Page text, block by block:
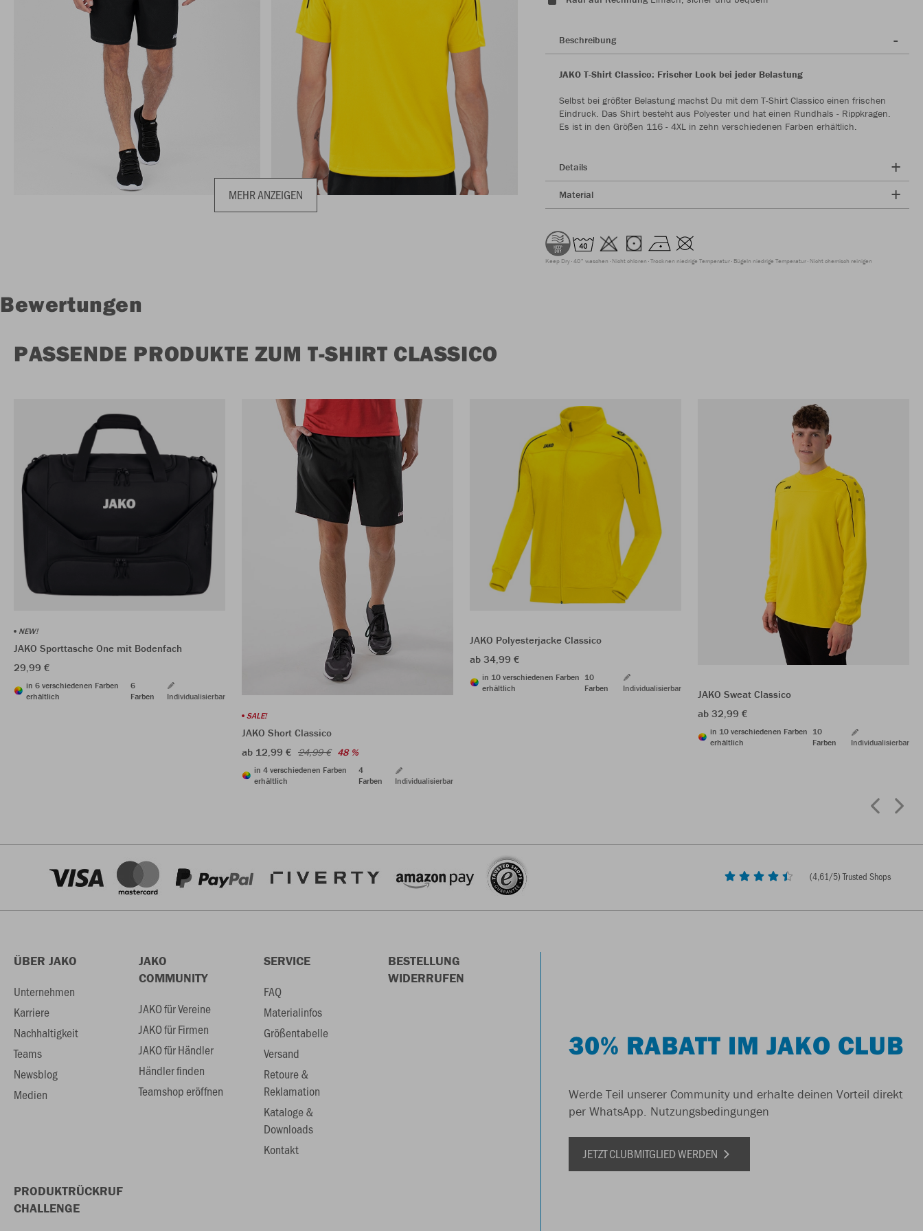
MEHR ANZEIGEN
Beschreibung
JAKO T-Shirt Classico: Frischer Look bei jeder Belastung
Selbst bei größter Belastung machst Du mit dem T-Shirt Classico einen frischen
Eindruck. Das Shirt besteht aus Polyester und hat einen Rundhals - Rippkragen.
Es ist in den Größen 116 - 4XL in zehn verschiedenen Farben erhältlich.
Details
Material
Keep Dry 40° waschen Nicht chloren Trocknen niedrige Temperatur Bügeln niedrige Temperatur Nicht chemisch reinigen
Bewertungen
PASSENDE PRODUKTE ZUM T-SHIRT CLASSICO
NEW!
JAKO Sporttasche One mit Bodenfach
29,99 €
in 6 verschiedenen Farben
erhältlich
6
Farben
Individualisierbar
SALE!
JAKO Short Classico
ab 12,99 € 24,99 € 48 %
in 4 verschiedenen Farben
erhältlich
4
Farben
Individualisierbar
JAKO Polyesterjacke Classico
ab 34,99 €
in 10 verschiedenen Farben
erhältlich
10
Farben
Individualisierbar
JAKO Sweat Classico
ab 32,99 €
in 10 verschiedenen Farben
erhältlich
10
Farben
Individualisierbar
(4,61/5) Trusted Shops
ÜBER JAKO
Unternehmen
Karriere
Nachhaltigkeit
Teams
Newsblog
Medien
JAKO
COMMUNITY
JAKO für Vereine
JAKO für Firmen
JAKO für Händler
Händler finden
Teamshop eröffnen
SERVICE
FAQ
Materialinfos
Größentabelle
Versand
Retoure &
Reklamation
Kataloge &
Downloads
Kontakt
BESTELLUNG
WIDERRUFEN
PRODUKTRÜCKRUF
CHALLENGE
30% RABATT IM JAKO CLUB
Werde Teil unserer Community und erhalte deinen Vorteil direkt
per WhatsApp. Nutzungsbedingungen
JETZT CLUBMITGLIED WERDEN